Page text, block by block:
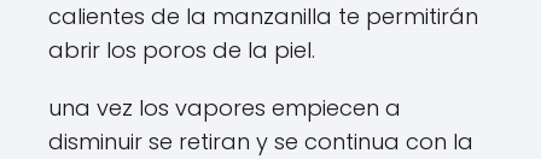
calientes de la manzanilla te permitirán
abrir los poros de la piel.
una vez los vapores empiecen a
disminuir se retiran y se continua con la